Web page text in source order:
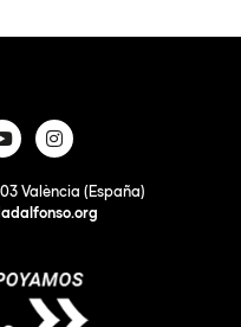
València (España)